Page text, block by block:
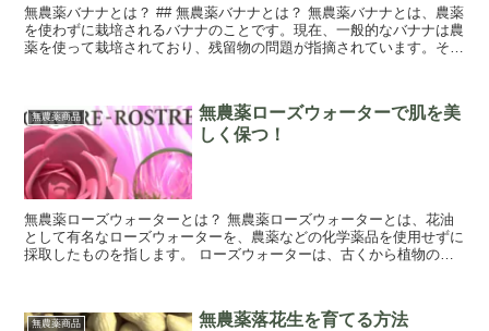
無農薬バナナとは？ ## 無農薬バナナとは？ 無農薬バナナとは、農薬
を使わずに栽培されるバナナのことです。現在、一般的なバナナは農
薬を使って栽培されており、残留物の問題が指摘されています。その
無農薬商品
無農薬ローズウォーターで肌を美
しく保つ！
無農薬ローズウォーターとは？ 無農薬ローズウォーターとは、花油
として有名なローズウォーターを、農薬などの化学薬品を使用せずに
採取したものを指します。 ローズウォーターは、古くから植物の芳
無農薬商品 無農薬落花生を育てる方法